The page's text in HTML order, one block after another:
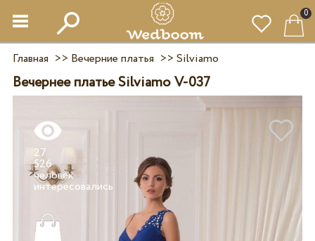
0
Главная >> Вечерние платья >> Silviamo
Вечернее платье Silviamo V-037
27
526
человек